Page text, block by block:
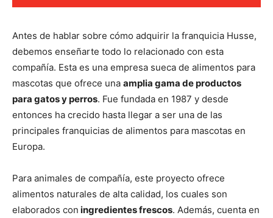
Antes de hablar sobre cómo adquirir la franquicia Husse,
debemos enseñarte todo lo relacionado con esta
compañía. Esta es una empresa sueca de alimentos para
mascotas que ofrece una amplia gama de productos
para gatos y perros. Fue fundada en 1987 y desde
entonces ha crecido hasta llegar a ser una de las
principales franquicias de alimentos para mascotas en
Europa.
Para animales de compañía, este proyecto ofrece
alimentos naturales de alta calidad, los cuales son
elaborados con ingredientes frescos. Además, cuenta en